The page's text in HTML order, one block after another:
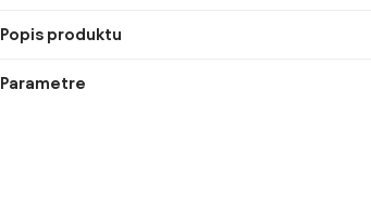
Popis produktu
Parametre